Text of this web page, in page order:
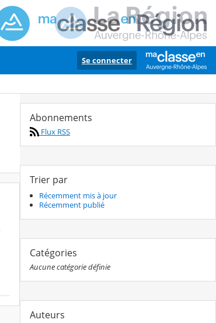
Se connecter
Abonnements
Flux RSS
Trier par
Récemment mis à jour
Récemment publié
Catégories
Aucune catégorie définie
Auteurs